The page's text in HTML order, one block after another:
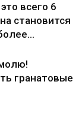
всего 6
становится
гранатовые